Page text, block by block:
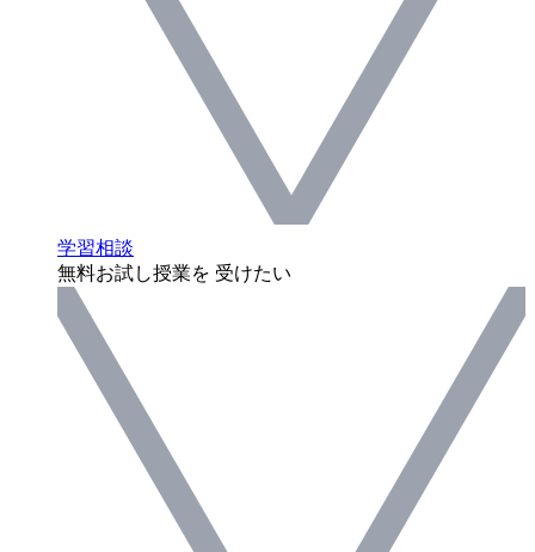
学習相談
無料お試し授業を 受けたい